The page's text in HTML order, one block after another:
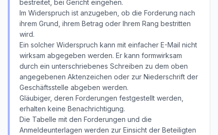
bestreitet, bei Gericht eingehen.
Im Widerspruch ist anzugeben, ob die Forderung nach
ihrem Grund, ihrem Betrag oder Ihrem Rang bestritten
wird.
Ein solcher Widerspruch kann mit einfacher E-Mail nicht
wirksam abgegeben werden. Er kann formwirksam
durch ein unterschriebenes Schreiben zu dem oben
angegebenen Aktenzeichen oder zur Niederschrift der
Geschäftsstelle abgeben werden.
Gläubiger, deren Forderungen festgestellt werden,
erhalten keine Benachrichtigung.
Die Tabelle mit den Forderungen und die
Anmeldeunterlagen werden zur Einsicht der Beteiligten